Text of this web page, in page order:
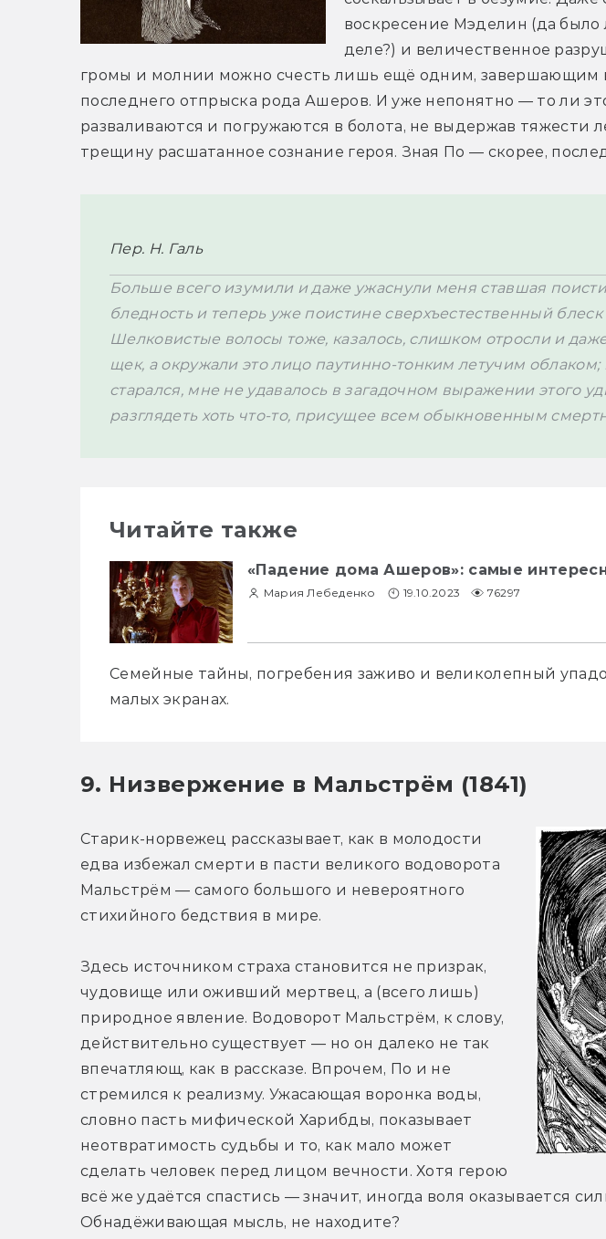
воскресение Мэделин (да было
деле?) и величественное
громы и молнии можно счесть лишь ещё одним, завершающим
последнего отпрыска рода Ашеров. И уже непонятно — то ли
разваливаются и погружаются в болота, не выдержав тяжести
трещину расшатанное сознание героя. Зная По — скорее,
Пер. Н. Галь
Больше всего изумили и даже ужаснули меня ставшая
бледность и теперь уже поистине сверхъестественный блеск
Шелковистые волосы тоже, казалось, слишком отросли и
щек, а окружали это лицо паутинно-тонким летучим облаком;
старался, мне не удавалось в загадочном выражении этого
разглядеть хоть что-то, присущее всем обыкновенным
Читайте также
«Падение дома Ашеров»: самые
Мария Лебеденко 19.10.2023 76297
Семейные тайны, погребения заживо и великолепный
малых экранах.
9. Низвержение в Мальстрём (1841)
Старик-норвежец рассказывает, как в молодости
едва избежал смерти в пасти великого водоворота
Мальстрём — самого большого и невероятного
стихийного бедствия в мире.
Здесь источником страха становится не призрак,
чудовище или оживший мертвец, а (всего лишь)
природное явление. Водоворот Мальстрём, к слову,
действительно существует — но он далеко не так
впечатляющ, как в рассказе. Впрочем, По и не
стремился к реализму. Ужасающая воронка воды,
словно пасть мифической Харибды, показывает
неотвратимость судьбы и то, как мало может
сделать человек перед лицом вечности. Хотя герою
всё же удаётся спастись — значит, иногда воля оказывается
Обнадёживающая мысль, не находите?